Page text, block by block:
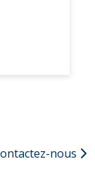
nous